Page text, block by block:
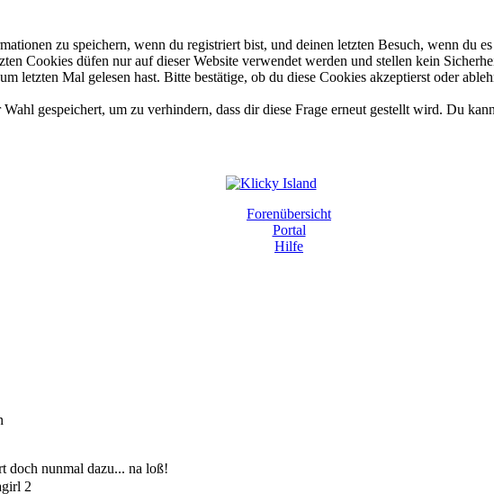
zu speichern, wenn du registriert bist, und deinen letzten Besuch, wenn du
Cookies düfen nur auf dieser Website verwendet werden und stellen kein
letzten Mal gelesen hast. Bitte bestätige, ob du diese Cookies akzeptierst oder
gespeichert, um zu verhindern, dass dir diese Frage erneut gestellt wird. Du
Forenübersicht
Portal
Hilfe
doch nunmal dazu... na loß!